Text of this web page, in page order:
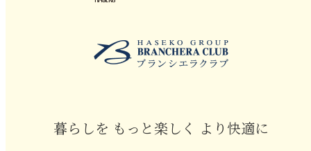
暮らしを もっと楽しく より快適に